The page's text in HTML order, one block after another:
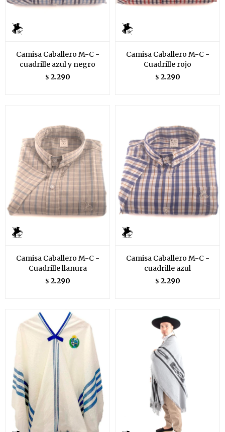
Camisa Caballero M-C -
cuadrille azul y negro
$ 2.290
Camisa Caballero M-C -
Cuadrille rojo
$ 2.290
Camisa Caballero M-C -
Cuadrille llanura
$ 2.290
Camisa Caballero M-C -
cuadrille azul
$ 2.290